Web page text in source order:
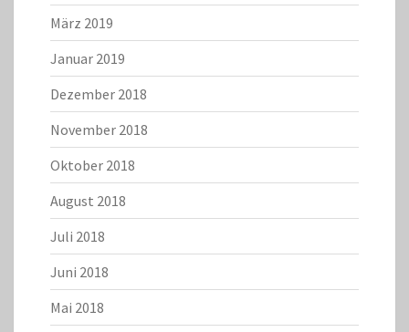
März 2019
Januar 2019
Dezember 2018
November 2018
Oktober 2018
August 2018
Juli 2018
Juni 2018
Mai 2018